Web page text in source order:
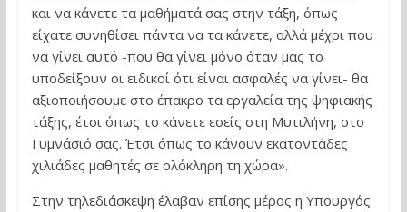
και να κάνετε τα μαθήματά σας στην τάξη, όπως
είχατε συνηθίσει πάντα να τα κάνετε, αλλά μέχρι που
να γίνει αυτό -που θα γίνει μόνο όταν μας το
υποδείξουν οι ειδικοί ότι είναι ασφαλές να γίνει- θα
αξιοποιήσουμε στο έπακρο τα εργαλεία της ψηφιακής
τάξης, έτσι όπως το κάνετε εσείς στη Μυτιλήνη, στο
Γυμνάσιό σας. Έτσι όπως το κάνουν εκατοντάδες
χιλιάδες μαθητές σε ολόκληρη τη χώρα».
Στην τηλεδιάσκεψη έλαβαν επίσης μέρος η Υπουργός